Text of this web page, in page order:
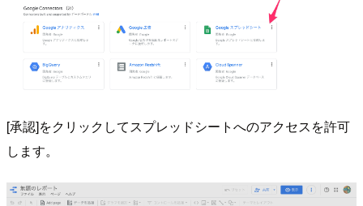
[承認]をクリックしてスプレッドシートへのアクセスを許可
します。